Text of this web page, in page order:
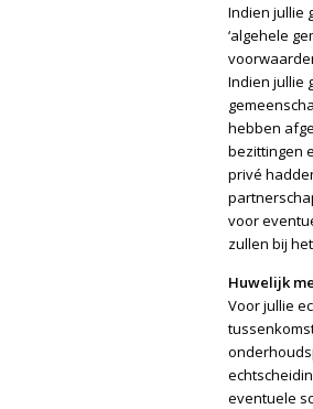
Indien jullie
‘algehele
Indien jullie
hebben
bezittingen
privé
voor
zullen bij
Huwelijk
Voor jullie
eventuele